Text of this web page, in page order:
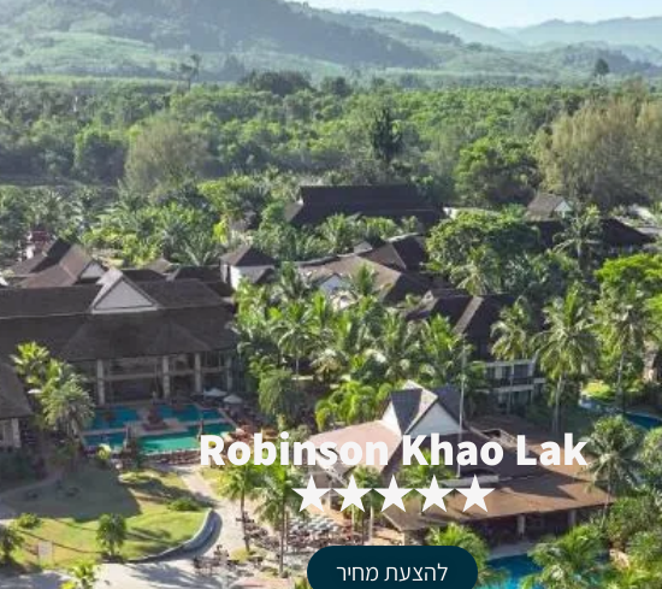
Robinson Khao Lak
★★★★★
להצעת מחיר